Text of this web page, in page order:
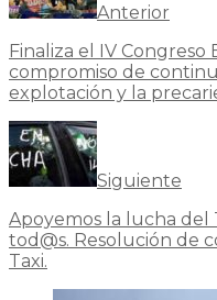
Anterior
Finaliza el IV Congreso
compromiso de
explotación y la
Siguiente
Apoyemos la lucha del
tod@s. Resolución de
Taxi.